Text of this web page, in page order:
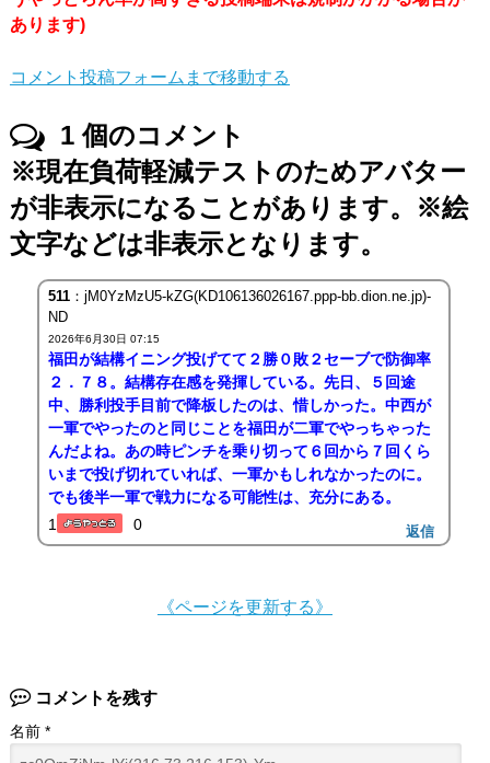
あります)
コメント投稿フォームまで移動する
1個のコメント
※現在負荷軽減テストのためアバター
が非表示になることがあります。※絵
文字などは非表示となります。
511：jM0YzMzU5-kZG(KD106136026167.ppp-bb.dion.ne.jp)-
ND
2026年6月30日 07:15
福田が結構イニング投げてて２勝０敗２セーブで防御率
２．７８。結構存在感を発揮している。先日、５回途
中、勝利投手目前で降板したのは、惜しかった。中西が
一軍でやったのと同じことを福田が二軍でやっちゃった
んだよね。あの時ピンチを乗り切って６回から７回くら
いまで投げ切れていれば、一軍かもしれなかったのに。
でも後半一軍で戦力になる可能性は、充分にある。
1
0 返信
《ページを更新する》
コメントを残す
名前 *